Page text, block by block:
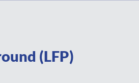
(LFP)